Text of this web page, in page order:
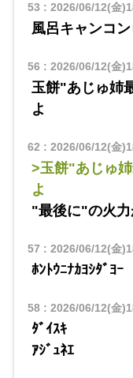
53 : 2026/06/12(金
風呂キャンコ
56 : 2026/06/12(金
玉餅"あじゅ姉
よ
62 : 2026/06/12(金
>玉餅"あじゅ
よ
"最後に"の火
57 : 2026/06/12(金
ﾎﾝﾄｳﾆﾅｶﾖｼﾀﾞﾖｰ
58: 2026/06/12(金
ﾀﾞｲｽｷ
ｱｼﾞｭﾈｴ